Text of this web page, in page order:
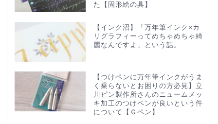
た【固形絵の具】
【インク沼】「万年筆インク×カ
リグラフィーってめちゃめちゃ綺
麗なんですよ」という話。
【つけペンに万年筆インクがうま
く乗らないとお困りの方必見】立
川ピン製作所さんのニュームメッ
キ加工のつけペンが良いという件
について【Ｇペン】